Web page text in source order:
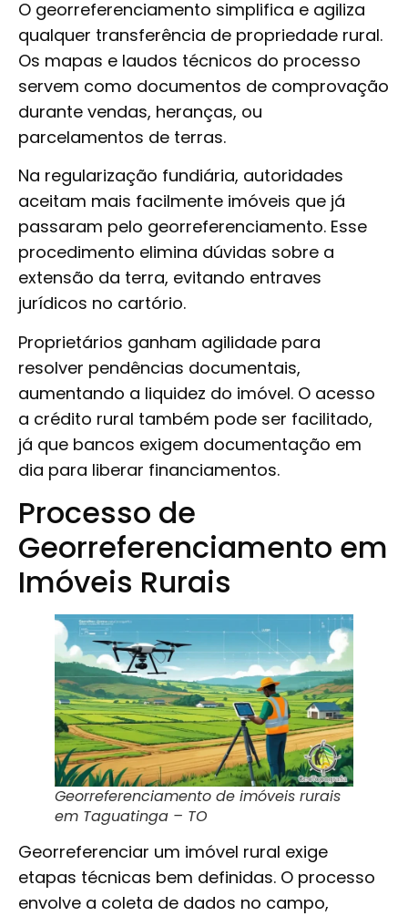
O georreferenciamento simplifica e agiliza
qualquer transferência de propriedade rural.
Os mapas e laudos técnicos do processo
servem como documentos de comprovação
durante vendas, heranças, ou
parcelamentos de terras.
Na regularização fundiária, autoridades
aceitam mais facilmente imóveis que já
passaram pelo georreferenciamento. Esse
procedimento elimina dúvidas sobre a
extensão da terra, evitando entraves
jurídicos no cartório.
Proprietários ganham agilidade para
resolver pendências documentais,
aumentando a liquidez do imóvel. O acesso
a crédito rural também pode ser facilitado,
já que bancos exigem documentação em
dia para liberar financiamentos.
Processo de
Georreferenciamento em
Imóveis Rurais
Georreferenciamento de imóveis rurais
em Taguatinga – TO
Georreferenciar um imóvel rural exige
etapas técnicas bem definidas. O processo
envolve a coleta de dados no campo,